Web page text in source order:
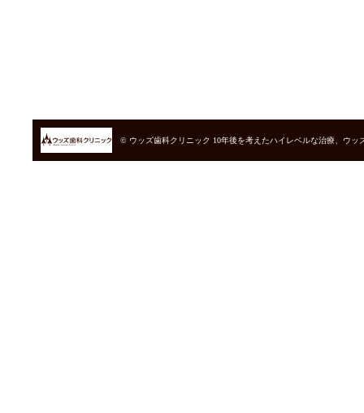
© ウッズ歯科クリニック 10年後を考えたハイレベルな治療、ウ